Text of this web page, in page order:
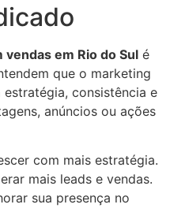
em Rio do Sul é
que o marketing
consistência e
anúncios ou ações
com mais estratégia.
mais leads e vendas.
sua presença no